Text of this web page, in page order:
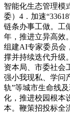
智能化生态管理模
委）4．加速
链条办事工做。工
年，推进立异高效
组建AI专家委员会
撑并持续迭代升级
资本局、市委社会
强小我现私、学问
轨”等城市生命线
化，推进校园根本
本。鞭策招投标全